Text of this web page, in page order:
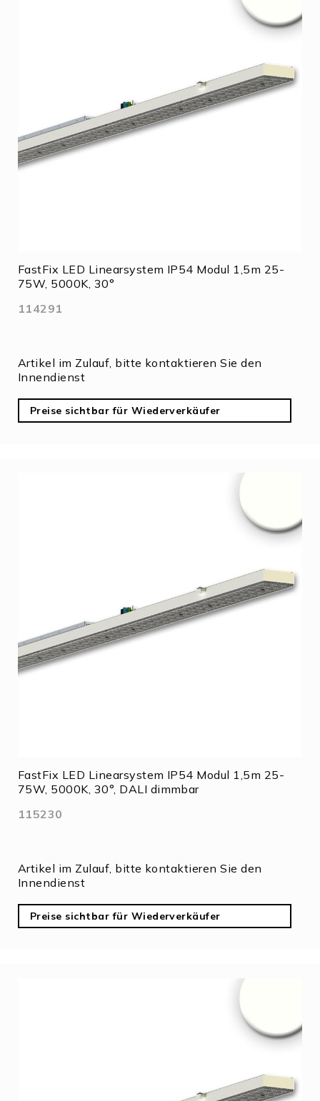
FastFix LED Linearsystem IP54 Modul 1,5m 25-
75W, 5000K, 30°
114291
Artikel im Zulauf, bitte kontaktieren Sie den
Innendienst
Preise sichtbar für Wiederverkäufer
FastFix LED Linearsystem IP54 Modul 1,5m 25-
75W, 5000K, 30°, DALI dimmbar
115230
Artikel im Zulauf, bitte kontaktieren Sie den
Innendienst
Preise sichtbar für Wiederverkäufer